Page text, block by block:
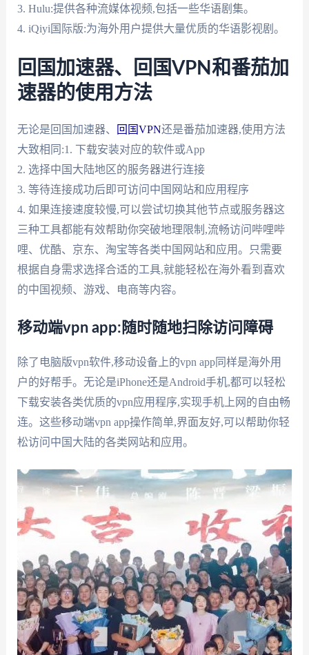
3. Hulu:提供各种流媒体视频,包括一些华语剧集。
4. iQiyi国际版:为海外用户提供大量优质的华语影视剧。
回国加速器、回国VPN和番茄加
速器的使用方法
无论是回国加速器、 回国VPN还是番茄加速器,使用方法
大致相同:1. 下载安装对应的软件或App
2. 选择中国大陆地区的服务器进行连接
3. 等待连接成功后即可访问中国网站和应用程序
4. 如果连接速度较慢,可以尝试切换其他节点或服务器这
三种工具都能有效帮助你突破地理限制,流畅访问哔哩哔
哩、优酷、京东、淘宝等各类中国网站和应用。只需要
根据自身需求选择合适的工具,就能轻松在海外看到喜欢
的中国视频、游戏、电商等内容。
移动端vpn app:随时随地扫除访问障碍
除了电脑版vpn软件,移动设备上的vpn app同样是海外用
户的好帮手。无论是iPhone还是Android手机,都可以轻松
下载安装各类优质的vpn应用程序,实现手机上网的自由畅
连。这些移动端vpn app操作简单,界面友好,可以帮助你轻
松访问中国大陆的各类网站和应用。